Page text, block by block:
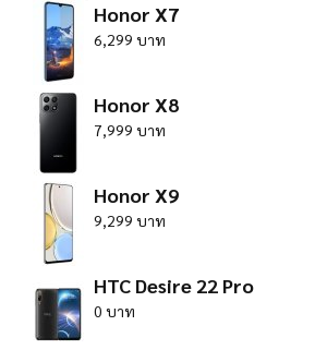
Honor X7
6,299 บาท
Honor X8
7,999 บาท
Honor X9
9,299 บาท
HTC Desire 22 Pro
0 บาท